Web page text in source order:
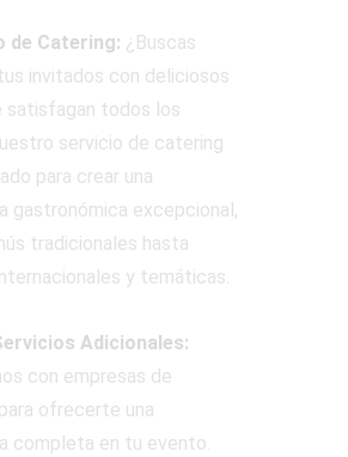
de Catering: ¿Buscas
invitados con deliciosos
satisfagan todos los
servicio de catering
para crear una
gastronómica excepcional,
tradicionales hasta
y temáticas.
Adicionales:
con empresas de
ofrecerte una
completa en tu evento.